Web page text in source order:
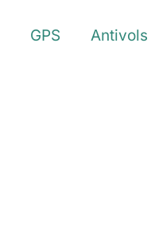
GPS
Antivols